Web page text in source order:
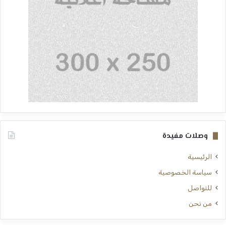
وصلات مفيدة
الرئيسية
سياسة الخصوصية
للتواصل
من نحن